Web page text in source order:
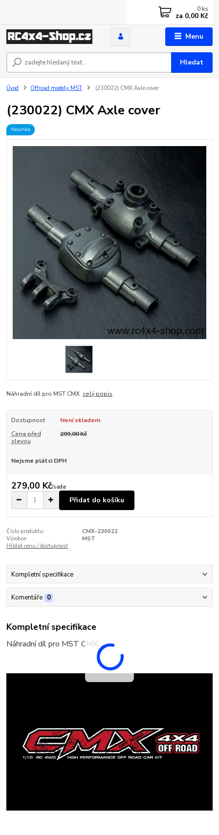
Menu
Hledat
0 ks
za 0,00 Kč
Úvod Offroad modely MST (230022) CMX Axle cover
(230022) CMX Axle cover
Novinka
Náhradní díl pro MST CMX. celý popis
Dostupnost
Není skladem
Cena před
slevou
299,00 Kč
Nejsme plátci DPH
279,00 Kč/sada
Přidat do košíku
Číslo produktu:
CMX-230022
Výrobce:
MST
Hlídat cenu / dostupnost
Kompletní specifikace
Komentáře 0
Kompletní specifikace
Náhradní díl pro MST CMX.